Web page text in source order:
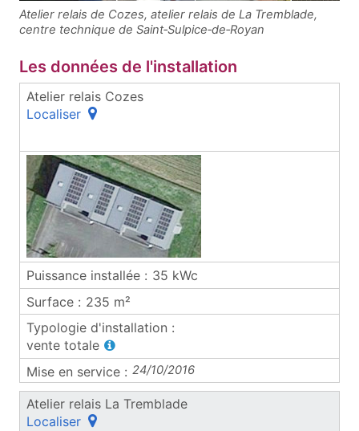
Atelier relais de Cozes, atelier relais de La Tremblade,
centre technique de Saint‑Sulpice‑de‑Royan
Les données de l'installation
Les données de l'installation
Atelier relais Cozes
Localiser(ouvre une fenêtre popup)
35 kWc
235 m²
vente totale(ouvre une fenêtre popup)
24/10/2016
Atelier relais La Tremblade
Localiser(ouvre une fenêtre popup)